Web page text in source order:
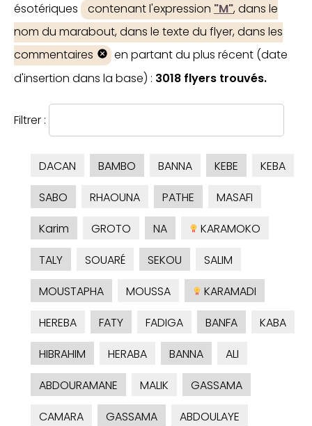
ésotériques
contenant l'expression "M", dans le
nom du marabout, dans le texte du flyer, dans les
commentaires
en partant du plus récent (date
d'insertion dans la base) : 3018 flyers trouvés.
Filtrer :
DACAN BAMBO BANNA KEBE
KEBA
SABO
RHAOUNA PATHE
MASAFI
Karim
GROTO NA
KARAMOKO
TALY
SOUARÉ SEKOU
SALIM
MOUSTAPHA
MOUSSA
KARAMADI
HEREBA
FATY FADIGA BANFA
KABA
HIBRAHIM
HERABA BANNA
ALI
ABDOURAMANE
MALIK
GASSAMA
CAMARA
GASSAMA
ABDOULAYE